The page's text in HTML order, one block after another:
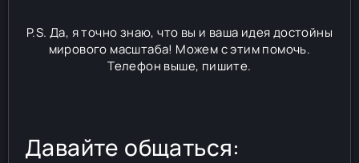
P.S. Да, я точно знаю, что вы и ваша идея достойны
мирового масштаба! Можем с этим помочь.
Телефон выше, пишите.
Давайте общаться: